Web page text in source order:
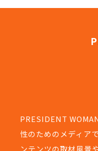
PRESIDENT
性のためのメディア
ンテンツの取材風景